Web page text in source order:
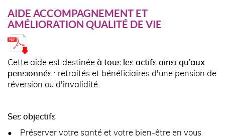
AIDE ACCOMPAGNEMENT ET
AMÉLIORATION QUALITÉ DE VIE
Cette aide est destinée à tous les actifs ainsi qu’aux
pensionnés : retraités et bénéficiaires d'une pension de
réversion ou d'invalidité.
Ses objectifs
• Préserver votre santé et votre bien-être en vous